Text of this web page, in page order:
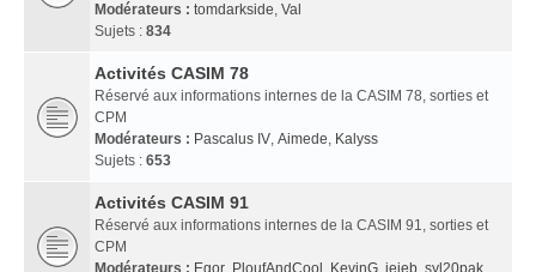
Modérateurs : tomdarkside, Val
Sujets : 834
Activités CASIM 78
Réservé aux informations internes de la CASIM 78, sorties et
CPM
Modérateurs : Pascalus IV, Aimede, Kalyss
Sujets : 653
Activités CASIM 91
Réservé aux informations internes de la CASIM 91, sorties et
CPM